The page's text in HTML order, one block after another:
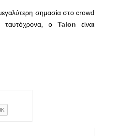
μεγαλύτερη σημασία στο crowd
ταυτόχρονα, οTalon είναι